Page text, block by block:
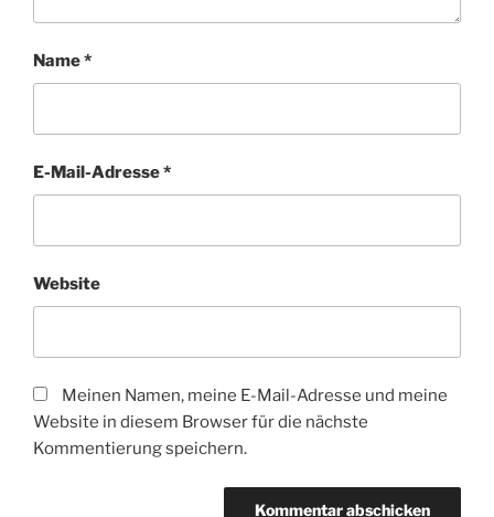
Name*
E-Mail-Adresse*
Website
Meinen Namen, meine E-Mail-Adresse und meine
Website in diesem Browser für die nächste
Kommentierung speichern.